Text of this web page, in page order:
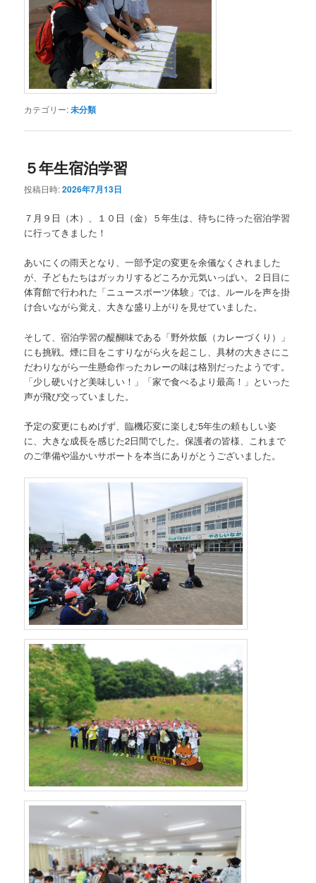
カテゴリー:未分類
５年生宿泊学習
投稿日時:2026年7月13日
７月９日（木）、１０日（金）５年生は、待ちに待った宿泊学習
に行ってきました！
あいにくの雨天となり、一部予定の変更を余儀なくされました
が、子どもたちはガッカリするどころか元気いっぱい。２日目に
体育館で行われた「ニュースポーツ体験」では、ルールを声を掛
け合いながら覚え、大きな盛り上がりを見せていました。
そして、宿泊学習の醍醐味である「野外炊飯（カレーづくり）」
にも挑戦。煙に目をこすりながら火を起こし、具材の大きさにこ
だわりながら一生懸命作ったカレーの味は格別だったようです。
「少し硬いけど美味しい！」「家で食べるより最高！」といった
声が飛び交っていました。
予定の変更にもめげず、臨機応変に楽しむ5年生の頼もしい姿
に、大きな成長を感じた2日間でした。保護者の皆様、これまで
のご準備や温かいサポートを本当にありがとうございました。